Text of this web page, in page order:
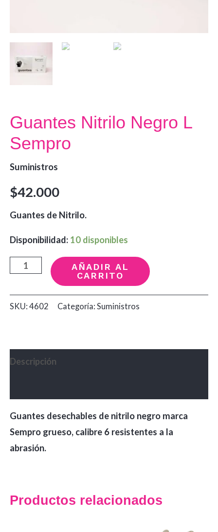
Guantes Nitrilo Negro L
Sempro
Suministros
$42.000
Guantes de Nitrilo.
Disponibilidad: 10 disponibles
Guantes
Negro
L
AÑADIR AL
CARRITO
SKU: 4602 Categoría: Suministros
Descripción
Guantes desechables de nitrilo negro marca
Sempro grueso, calibre 6 resistentes a la
abrasión.
Productos relacionados